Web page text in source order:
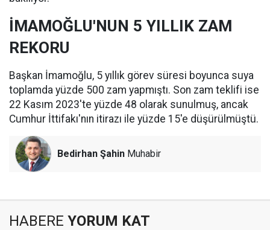
İMAMOĞLU'NUN 5 YILLIK ZAM
REKORU
Başkan İmamoğlu, 5 yıllık görev süresi boyunca suya
toplamda yüzde 500 zam yapmıştı. Son zam teklifi ise
22 Kasım 2023'te yüzde 48 olarak sunulmuş, ancak
Cumhur İttifakı'nın itirazı ile yüzde 15'e düşürülmüştü.
Bedirhan Şahin Muhabir
HABERE YORUM KAT